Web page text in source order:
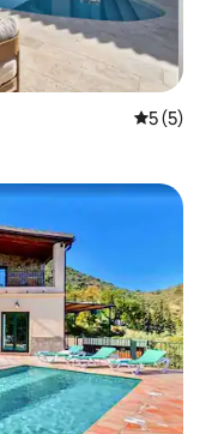
Средна
5 (5)